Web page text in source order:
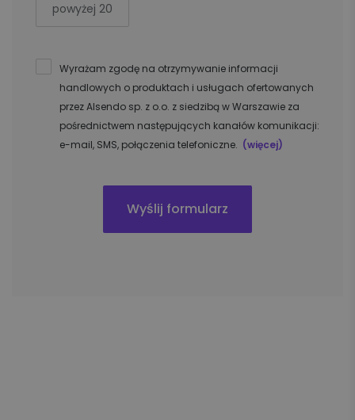
powyżej 20
Wyrażam zgodę na otrzymywanie informacji
handlowych o produktach i usługach ofertowanych
przez Alsendo sp. z o.o. z siedzibą w Warszawie za
pośrednictwem następujących kanałów komunikacji:
e-mail, SMS, połączenia telefoniczne. (więcej)